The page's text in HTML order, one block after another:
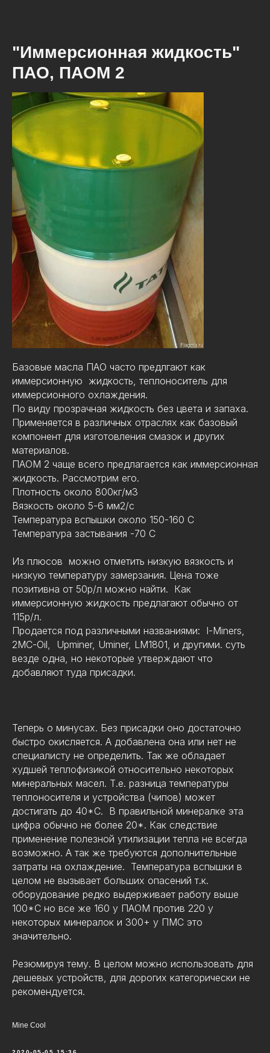
"Иммерсионная жидкость"
ПАО, ПАОМ 2
Базовые масла ПАО часто предлгают как
иммерсионную жидкость, теплоноситель для
иммерсионного охлаждения.
По виду прозрачная жидкость без цвета и запаха.
Применяется в различных отраслях как базовый
компонент для изготовления смазок и других
материалов.
ПАОМ 2 чаще всего предлагается как иммерсионная
жидкость. Рассмотрим его.
Плотность около 800кг/м3
Вязкость около 5-6 мм2/с
Температура вспышки около 150-160 C
Температура застывания -70 С
Из плюсов можно отметить низкую вязкость и
низкую температуру замерзания. Цена тоже
позитивна от 50р/л можно найти. Как
иммерсионную жидкость предлагают обычно от
115р/л.
Продается под различными названиями: I-Miners,
2MC-Oil, Upminer, Uminer, LM1801, и другими. суть
везде одна, но некоторые утверждают что
добавляют туда присадки.
Теперь о минусах. Без присадки оно достаточно
быстро окисляется. А добавлена она или нет не
специалисту не определить. Так же обладает
худшей теплофизикой относительно некоторых
минеральных масел. Т.е. разница температуры
теплоносителя и устройства (чипов) может
достигать до 40*С. В правильной минералке эта
цифра обычно не более 20*. Как следствие
применение полезной утилизации тепла не всегда
возможно. А так же требуются дополнительные
затраты на охлаждение. Температура вспышки в
целом не вызывает больших опасений т.к.
оборудование редко выдерживает работу выше
100*С но все же 160 у ПАОМ против 220 у
некоторых минералок и 300+ у ПМС это
значительно.
Резюмируя тему. В целом можно использовать для
дешевых устройств, для дорогих категорически не
рекомендуется.
Mine Cool